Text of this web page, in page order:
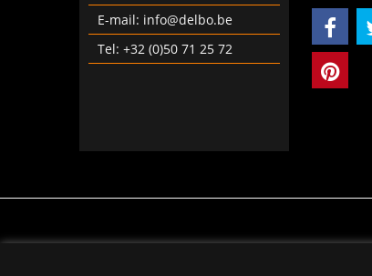
E-mail: info@delbo.be
Tel: +32 (0)50 71 25 72